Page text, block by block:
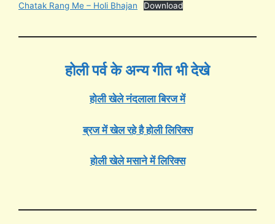
Chatak Rang Me – Holi Bhajan Download
होली पर्व के अन्य गीत भी देखे
होली खेले नंदलाला बिरज में
ब्रज में खेल रहे है होली लिरिक्स
होली खेले मसाने में लिरिक्स